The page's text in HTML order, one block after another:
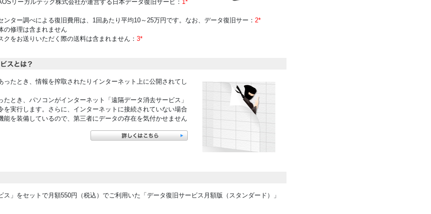
*1
リーガルテック株式会社が運営する日本データ復旧サービ
*2
センター調べによる復旧費用は、1回あたり平均10～25万円です。なお、データ復旧サー
修理は含まれません。
*3
：パソコンやハードディスクをお送りいただく際の送料は含まれません。
ったとき、情報を搾取されたりインターネット上に公開されてし
失や盗難にあったとき、パソコンがインターネット
を実行します。さらに、インターネットに接続されていない場合
を装備しているので、第三者にデータの存在を気付かせません。
）」と「遠隔データ消去サービス」をセットで月額550円（税込）でご利用いた